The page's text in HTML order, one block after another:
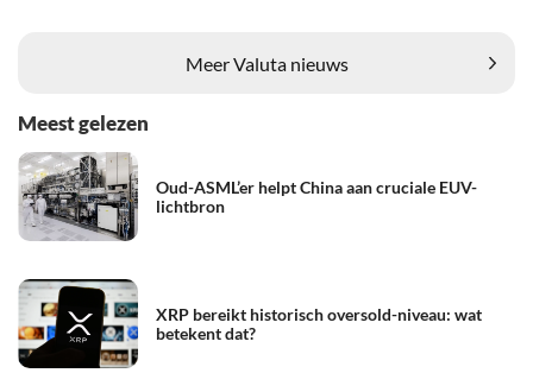
Meer Valuta nieuws
Meest gelezen
Oud-ASML’er helpt China aan cruciale EUV-
lichtbron
XRP bereikt historisch oversold-niveau: wat
betekent dat?